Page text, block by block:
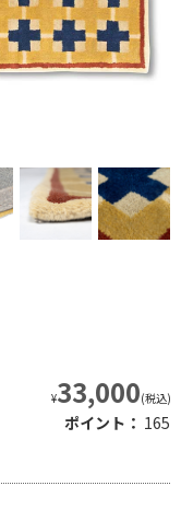
¥33,000(税込)
ポイント： 165